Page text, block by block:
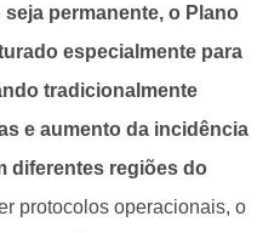
permanente, o Plano
especialmente para
tradicionalmente
e aumento da incidência
diferentes regiões do
protocolos operacionais, o